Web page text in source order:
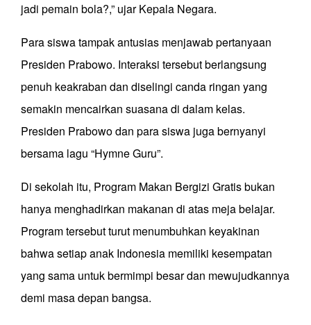
jadi pemain bola?,” ujar Kepala Negara.
Para siswa tampak antusias menjawab pertanyaan
Presiden Prabowo. Interaksi tersebut berlangsung
penuh keakraban dan diselingi canda ringan yang
semakin mencairkan suasana di dalam kelas.
Presiden Prabowo dan para siswa juga bernyanyi
bersama lagu “Hymne Guru”.
Di sekolah itu, Program Makan Bergizi Gratis bukan
hanya menghadirkan makanan di atas meja belajar.
Program tersebut turut menumbuhkan keyakinan
bahwa setiap anak Indonesia memiliki kesempatan
yang sama untuk bermimpi besar dan mewujudkannya
demi masa depan bangsa.